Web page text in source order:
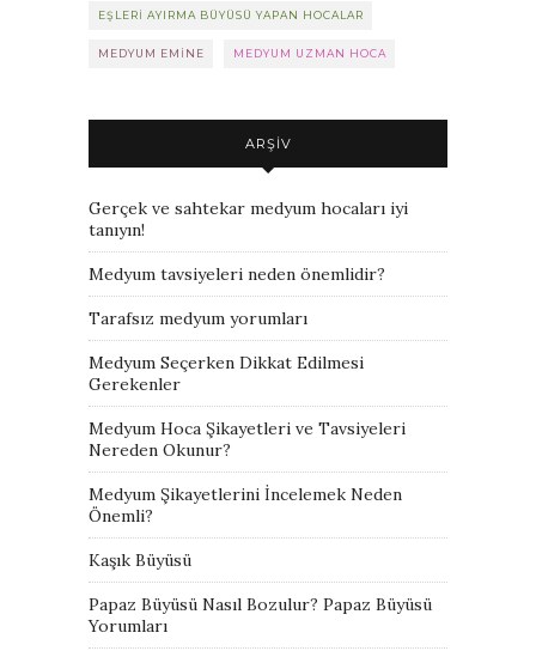
EŞLERI AYIRMA BÜYÜSÜ YAPAN HOCALAR
MEDYUM EMINE MEDYUM UZMAN HOCA
ARŞIV
Gerçek ve sahtekar medyum hocaları iyi
tanıyın!
Medyum tavsiyeleri neden önemlidir?
Tarafsız medyum yorumları
Medyum Seçerken Dikkat Edilmesi
Gerekenler
Medyum Hoca Şikayetleri ve Tavsiyeleri
Nereden Okunur?
Medyum Şikayetlerini İncelemek Neden
Önemli?
Kaşık Büyüsü
Papaz Büyüsü Nasıl Bozulur? Papaz Büyüsü
Yorumları